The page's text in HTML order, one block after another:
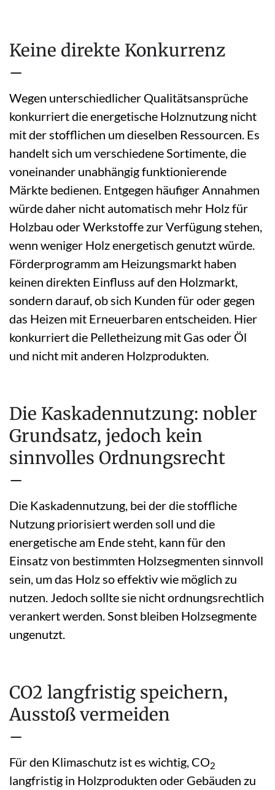
Keine direkte Konkurrenz
–
Wegen unterschiedlicher Qualitätsansprüche
konkurriert die energetische Holznutzung nicht
mit der stofflichen um dieselben Ressourcen. Es
handelt sich um verschiedene Sortimente, die
voneinander unabhängig funktionierende
Märkte bedienen. Entgegen häufiger Annahmen
würde daher nicht automatisch mehr Holz für
Holzbau oder Werkstoffe zur Verfügung stehen,
wenn weniger Holz energetisch genutzt würde.
Förderprogramm am Heizungsmarkt haben
keinen direkten Einfluss auf den Holzmarkt,
sondern darauf, ob sich Kunden für oder gegen
das Heizen mit Erneuerbaren entscheiden. Hier
konkurriert die Pelletheizung mit Gas oder Öl
und nicht mit anderen Holzprodukten.
Die Kaskadennutzung: nobler
Grundsatz, jedoch kein
sinnvolles Ordnungsrecht
–
Die Kaskadennutzung, bei der die stoffliche
Nutzung priorisiert werden soll und die
energetische am Ende steht, kann für den
Einsatz von bestimmten Holzsegmenten sinnvoll
sein, um das Holz so effektiv wie möglich zu
nutzen. Jedoch sollte sie nicht ordnungsrechtlich
verankert werden. Sonst bleiben Holzsegmente
ungenutzt.
CO2 langfristig speichern,
Ausstoß vermeiden
–
Für den Klimaschutz ist es wichtig, CO2
langfristig in Holzprodukten oder Gebäuden zu